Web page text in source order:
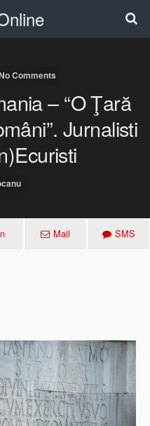
Comments
– “O Ţară
Jurnalisti
Mail SMS